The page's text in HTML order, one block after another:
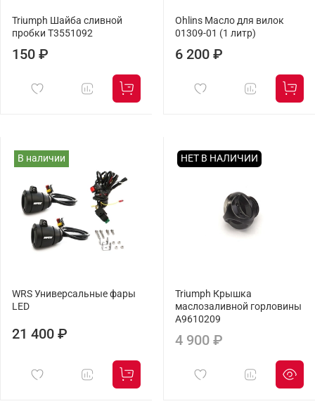
Triumph Шайба сливной
пробки T3551092
150 ₽
Ohlins Масло для вилок
01309-01 (1 литр)
6 200 ₽
В наличии
WRS Универсальные фары
LED
21 400 ₽
НЕТ В НАЛИЧИИ
Triumph Крышка
маслозаливной горловины
A9610209
4 900 ₽